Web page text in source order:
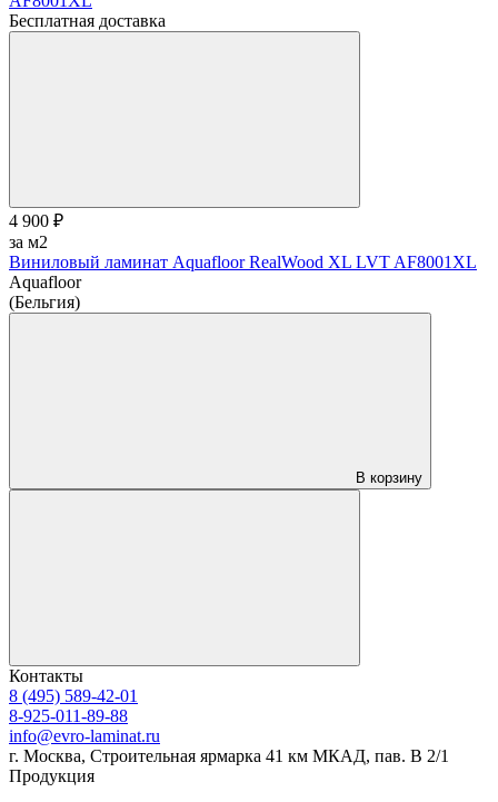
Бесплатная доставка
4 900 ₽
за м2
Виниловый ламинат Aquafloor RealWood XL LVT AF8001XL
Aquafloor
(Бельгия)
В корзину
Контакты
8 (495) 589-42-01
8-925-011-89-88
info@evro-laminat.ru
г. Москва, Строительная ярмарка 41 км МКАД, пав. В 2/1
Продукция